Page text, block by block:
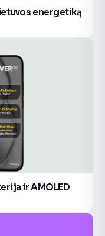
energetiką
ir AMOLED